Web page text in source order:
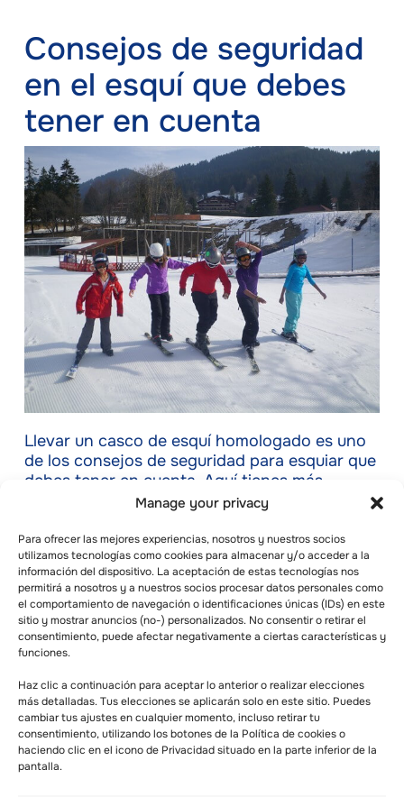
Manage your privacy
Para ofrecer las mejores experiencias, nosotros y nuestros socios
utilizamos tecnologías como cookies para almacenar y/o acceder a la
información del dispositivo. La aceptación de estas tecnologías nos
permitirá a nosotros y a nuestros socios procesar datos personales como
el comportamiento de navegación o identificaciones únicas (IDs) en este
sitio y mostrar anuncios (no-) personalizados. No consentir o retirar el
consentimiento, puede afectar negativamente a ciertas características y
funciones.
Haz clic a continuación para aceptar lo anterior o realizar elecciones
más detalladas. Tus elecciones se aplicarán solo en este sitio. Puedes
cambiar tus ajustes en cualquier momento, incluso retirar tu
consentimiento, utilizando los botones de la Política de cookies o
haciendo clic en el icono de Privacidad situado en la parte inferior de la
pantalla.
Consejos de seguridad
en el esquí que debes
tener en cuenta
Llevar un casco de esquí homologado es uno
de los consejos de seguridad para esquiar que
debes tener en cuenta. Aquí tienes más
consejos. Tener un casco protector para
la cabeza en caso de que te caigas esquiando.
– Ejercicio por adelantado
Necesitas estar en buena forma para tener
una sesión de esquí eficaz. Los principiantes
deben empezar a hacer ejercicio antes de
empezar a aprender a esquiar.
– Vístete adecuadamente
Lleva la ropa adecuada, incluido un forro para
el casco, una cinta para la cabeza o un forro